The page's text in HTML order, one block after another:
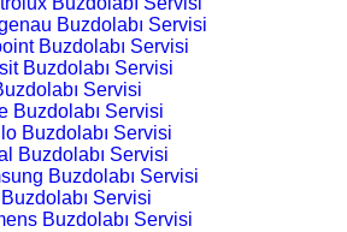
Buzdolabı Servisi
Buzdolabı Servisi
Buzdolabı Servisi
Servisi
Buzdolabı Servisi
Buzdolabı Servisi
Buzdolabı Servisi
Buzdolabı Servisi
Servisi
Buzdolabı Servisi